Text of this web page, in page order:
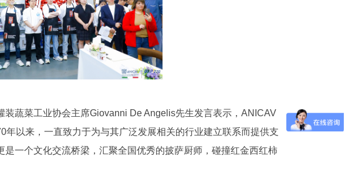
蔬菜工业协会主席Giovanni De Angelis先生发言表示，ANICAV
以来，一直致力于为与其广泛发展相关的行业建立联系而提供支
一个文化交流桥梁，汇聚全国优秀的披萨厨师，碰撞红金西红柿